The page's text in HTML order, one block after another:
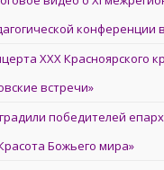
конференции
XXX Красноярского
встречи»
победителей
Божьего мира»